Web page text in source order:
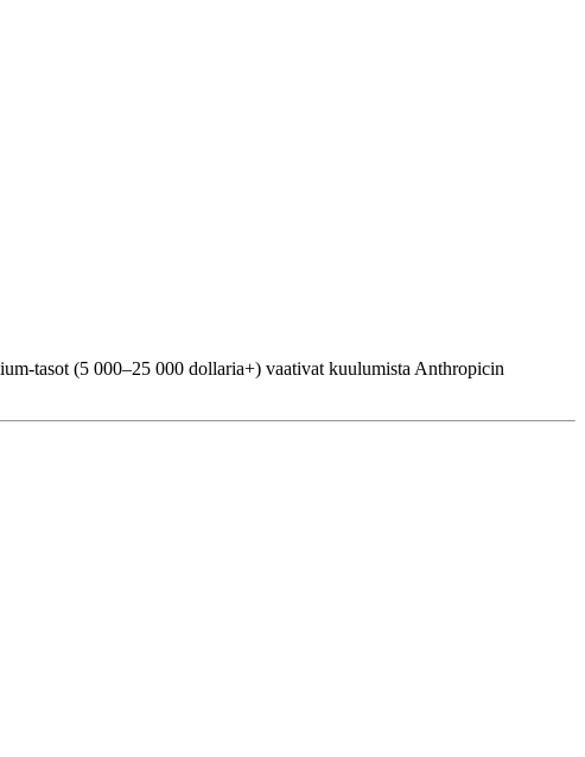
tasot (5 000–25 000 dollaria+) vaativat kuulumista Anthropicin